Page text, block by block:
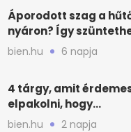
Áporodott szag a
nyáron? Így
meg olcsón
bien.hu 6 napja
4 tárgy, amit
elpakolni, hogy
hűvösebbnek tűnjön a
bien.hu 2 napja